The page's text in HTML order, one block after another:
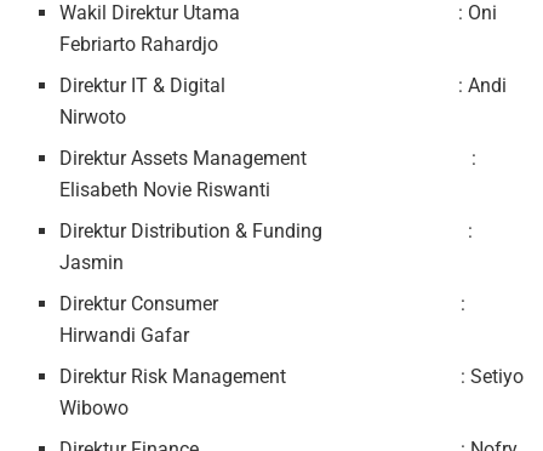
Wakil Direktur Utama : Oni
Febriarto Rahardjo
Direktur IT & Digital : Andi
Nirwoto
Direktur Assets Management :
Elisabeth Novie Riswanti
Direktur Distribution & Funding :
Jasmin
Direktur Consumer :
Hirwandi Gafar
Direktur Risk Management : Setiyo
Wibowo